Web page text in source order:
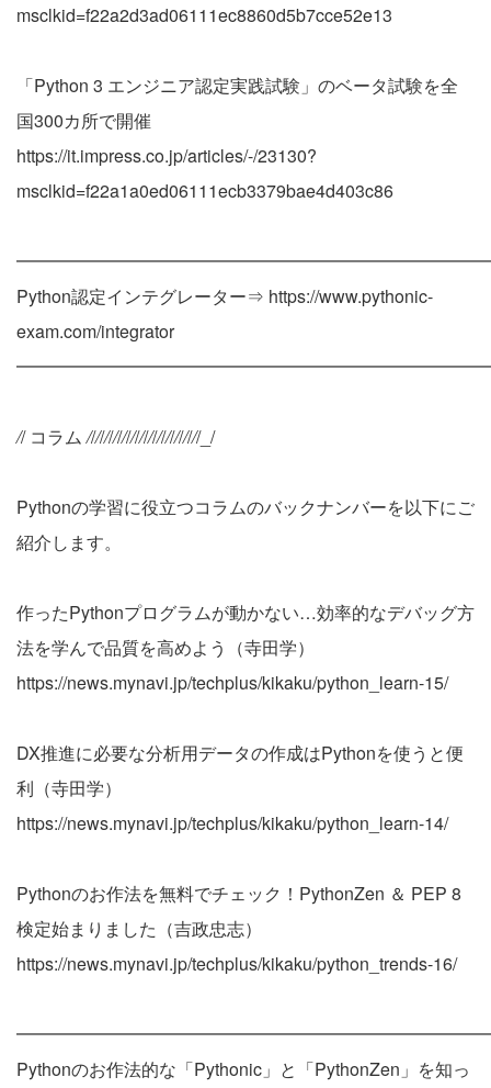
msclkid=f22a2d3ad06111ec8860d5b7cce52e13
「Python 3 エンジニア認定実践試験」のベータ試験を全
国300カ所で開催
https://it.impress.co.jp/articles/-/23130?
msclkid=f22a1a0ed06111ecb3379bae4d403c86
Python認定インテグレーター⇒ https://www.pythonic-
exam.com/integrator
// コラム//////////////////////////_/
Pythonの学習に役立つコラムのバックナンバーを以下にご
紹介します。
作ったPythonプログラムが動かない…効率的なデバッグ方
法を学んで品質を高めよう（寺田学）
https://news.mynavi.jp/techplus/kikaku/python_learn-15/
DX推進に必要な分析用データの作成はPythonを使うと便
利（寺田学）
https://news.mynavi.jp/techplus/kikaku/python_learn-14/
Pythonのお作法を無料でチェック！PythonZen ＆ PEP 8
検定始まりました（吉政忠志）
https://news.mynavi.jp/techplus/kikaku/python_trends-16/
Pythonのお作法的な「Pythonic」と「PythonZen」を知っ